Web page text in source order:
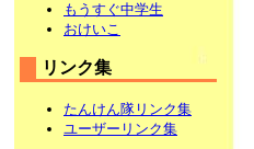
もうすぐ中学生
おけいこ
リンク集
たんけん隊リンク集
ユーザーリンク集